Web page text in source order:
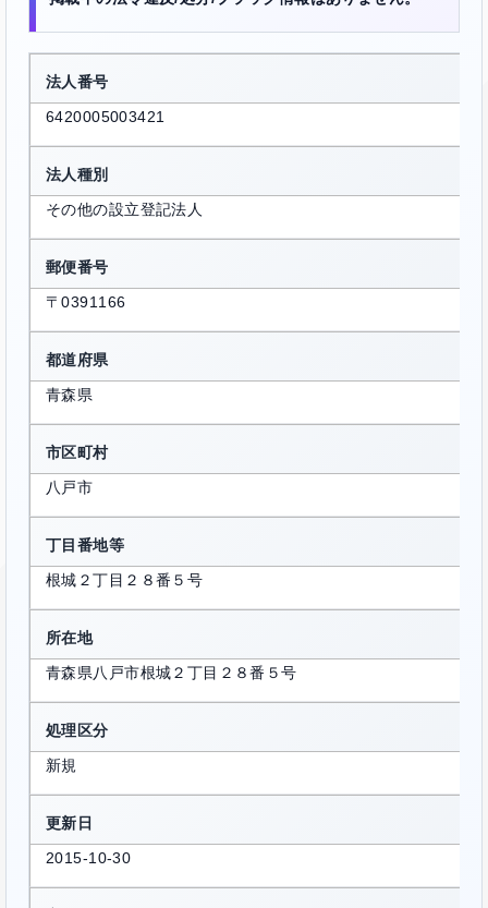
法人番号
6420005003421
法人種別
その他の設立登記法人
郵便番号
〒0391166
都道府県
青森県
市区町村
八戸市
丁目番地等
根城２丁目２８番５号
所在地
青森県八戸市根城２丁目２８番５号
処理区分
新規
更新日
2015-10-30